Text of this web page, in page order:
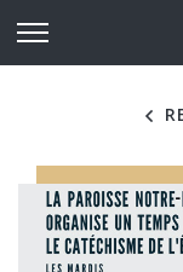
Aller au